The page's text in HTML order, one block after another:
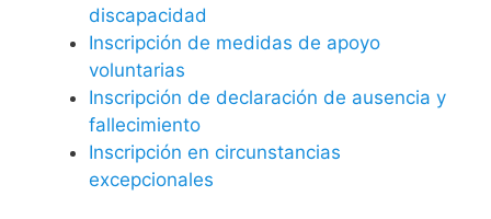
discapacidad
Inscripción de medidas de apoyo
voluntarias
Inscripción de declaración de ausencia y
fallecimiento
Inscripción en circunstancias
excepcionales